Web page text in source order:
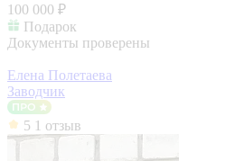
100 000 ₽
Подарок
Документы проверены
Елена Полетаева
Заводчик
5 1 отзыв